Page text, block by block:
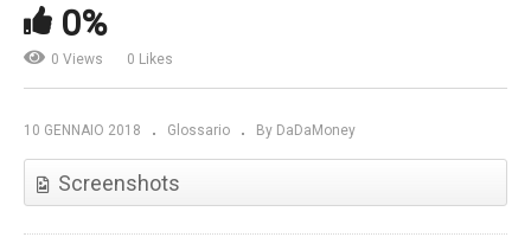
0%
0 Views 0 Likes
10 GENNAIO 2018 Glossario By DaDaMoney
Screenshots